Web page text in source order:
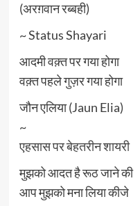
(अरग़वान रब्बही)
~ Status Shayari
आदमी वक़्त पर गया होगा
वक़्त पहले गुज़र गया होगा
जौन एलिया (Jaun Elia)
~
एहसास पर बेहतरीन शायरी
मुझको आदत है रूठ जाने की
आप मुझको मना लिया कीजे